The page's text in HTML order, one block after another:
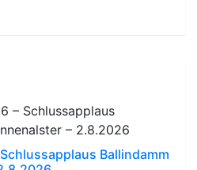
Ballindamm